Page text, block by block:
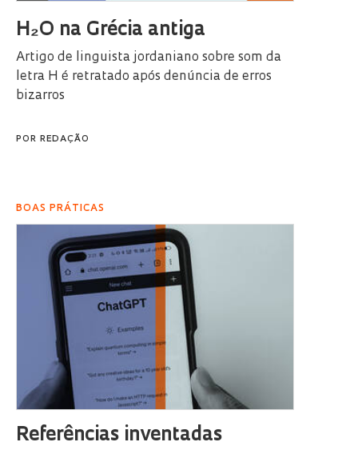
H₂O na Grécia antiga
Artigo de linguista jordaniano sobre som da
letra H é retratado após denúncia de erros
bizarros
POR REDAÇÃO
BOAS PRÁTICAS
Referências inventadas